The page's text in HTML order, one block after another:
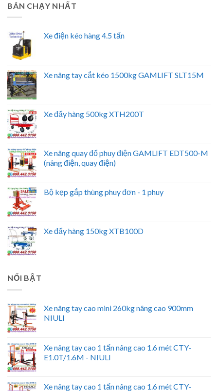
BÁN CHẠY NHẤT
Xe điện kéo hàng 4.5 tấn
Xe nâng tay cắt kéo 1500kg GAMLIFT SLT15M
Xe đẩy hàng 500kg XTH200T
Xe nâng quay đổ phuy điện GAMLIFT EDT500-M
(nâng điện, quay điện)
Bộ kẹp gắp thùng phuy đơn - 1 phuy
Xe đẩy hàng 150kg XTB100D
NỔI BẬT
Xe nâng tay cao mini 260kg nâng cao 900mm
NIULI
Xe nâng tay cao 1 tấn nâng cao 1.6 mét CTY-
E1.0T/1.6M - NIULI
Xe nâng tay cao 1 tấn nâng cao 1.6 mét CTY-